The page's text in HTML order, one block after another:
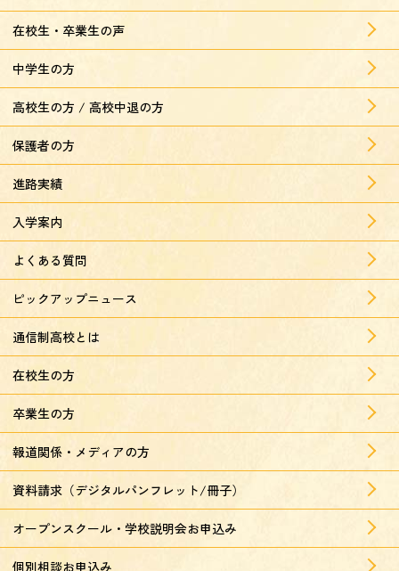
在校生・卒業生の声
中学生の方
高校生の方 / 高校中退の方
保護者の方
進路実績
入学案内
よくある質問
ピックアップニュース
通信制高校とは
在校生の方
卒業生の方
報道関係・メディアの方
資料請求（デジタルパンフレット/冊子）
オープンスクール・学校説明会お申込み
個別相談お申込み